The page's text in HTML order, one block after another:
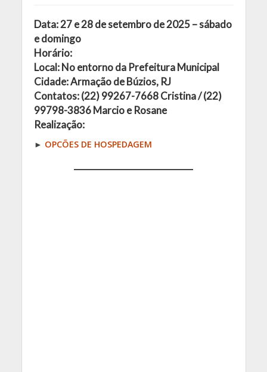
Data: 27 e 28 de setembro de 2025 – sábado
e domingo
Horário:
Local: No entorno da Prefeitura Municipal
Cidade: Armação de Búzios, RJ
Contatos: (22) 99267-7668 Cristina / (22)
99798-3836 Marcio e Rosane
Realização:
► OPCÕES DE HOSPEDAGEM